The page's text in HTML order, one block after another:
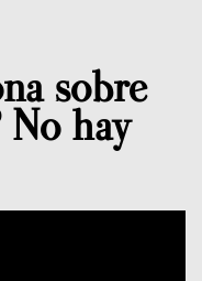
sobre
hay